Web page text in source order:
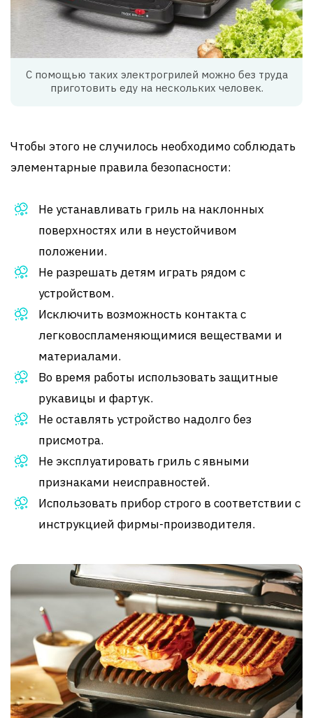
С помощью таких электрогрилей можно без труда
приготовить еду на нескольких человек.
Чтобы этого не случилось необходимо соблюдать
элементарные правила безопасности:
Не устанавливать гриль на наклонных
поверхностях или в неустойчивом
положении.
Не разрешать детям играть рядом с
устройством.
Исключить возможность контакта с
легковоспламеняющимися веществами и
материалами.
Во время работы использовать защитные
рукавицы и фартук.
Не оставлять устройство надолго без
присмотра.
Не эксплуатировать гриль с явными
признаками неисправностей.
Использовать прибор строго в соответствии с
инструкцией фирмы-производителя.